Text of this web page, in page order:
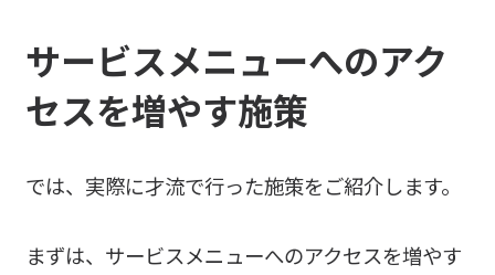
サービスメニューへのアク
セスを増やす施策
では、実際に才流で行った施策をご紹介します。
まずは、サービスメニューへのアクセスを増やす